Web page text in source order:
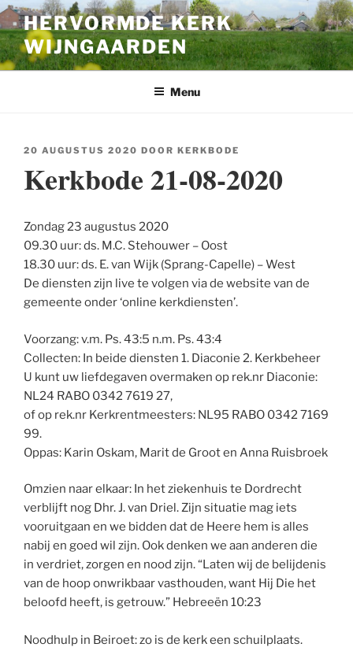
Ga
naar
de
inhoud
HERVORMDE KERK
WIJNGAARDEN
Menu
GEPLAATST
20 AUGUSTUS 2020 DOOR KERKBODE
Kerkbode 21-08-2020
Zondag 23 augustus 2020
09.30 uur: ds. M.C. Stehouwer – Oost
18.30 uur: ds. E. van Wijk (Sprang-Capelle) – West
De diensten zijn live te volgen via de website van de
gemeente onder ‘online kerkdiensten’.
Voorzang: v.m. Ps. 43:5 n.m. Ps. 43:4
Collecten: In beide diensten 1. Diaconie 2. Kerkbeheer
U kunt uw liefdegaven overmaken op rek.nr Diaconie:
NL24 RABO 0342 7619 27,
of op rek.nr Kerkrentmeesters: NL95 RABO 0342 7169
99.
Oppas: Karin Oskam, Marit de Groot en Anna Ruisbroek
Omzien naar elkaar: In het ziekenhuis te Dordrecht
verblijft nog Dhr. J. van Driel. Zijn situatie mag iets
vooruitgaan en we bidden dat de Heere hem is alles
nabij en goed wil zijn. Ook denken we aan anderen die
in verdriet, zorgen en nood zijn. “Laten wij de belijdenis
van de hoop onwrikbaar vasthouden, want Hij Die het
beloofd heeft, is getrouw.” Hebreeën 10:23
Noodhulp in Beiroet: zo is de kerk een schuilplaats.